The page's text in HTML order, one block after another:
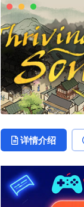
详情介绍